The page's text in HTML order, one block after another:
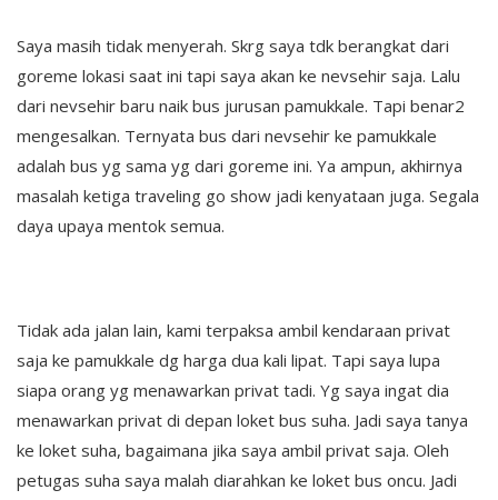
Saya masih tidak menyerah. Skrg saya tdk berangkat dari
goreme lokasi saat ini tapi saya akan ke nevsehir saja. Lalu
dari nevsehir baru naik bus jurusan pamukkale. Tapi benar2
mengesalkan. Ternyata bus dari nevsehir ke pamukkale
adalah bus yg sama yg dari goreme ini. Ya ampun, akhirnya
masalah ketiga traveling go show jadi kenyataan juga. Segala
daya upaya mentok semua.
Tidak ada jalan lain, kami terpaksa ambil kendaraan privat
saja ke pamukkale dg harga dua kali lipat. Tapi saya lupa
siapa orang yg menawarkan privat tadi. Yg saya ingat dia
menawarkan privat di depan loket bus suha. Jadi saya tanya
ke loket suha, bagaimana jika saya ambil privat saja. Oleh
petugas suha saya malah diarahkan ke loket bus oncu. Jadi